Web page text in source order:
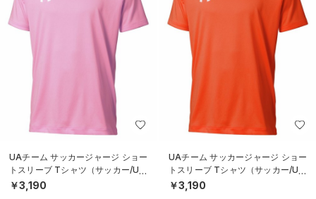
UAチーム サッカージャージ ショー
トスリーブ Tシャツ（サッカー/UNI
SEX）
￥3,190
UAチーム サッカージャージ ショー
トスリーブ Tシャツ（サッカー/UNI
SEX）
￥3,190